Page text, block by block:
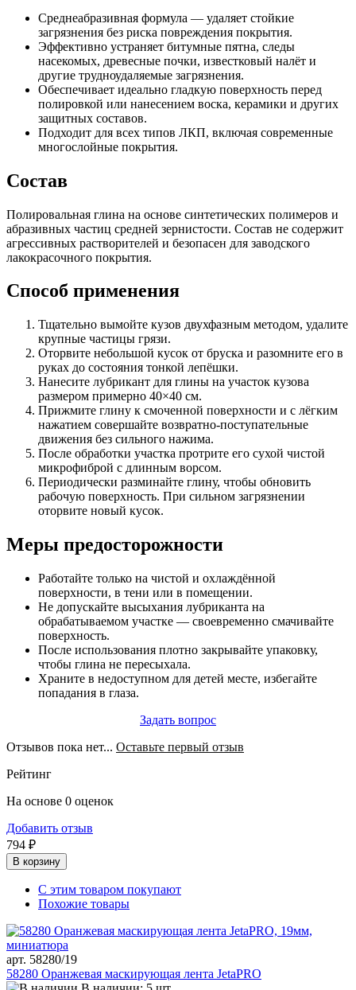
Среднеабразивная формула — удаляет стойкие
загрязнения без риска повреждения покрытия.
Эффективно устраняет битумные пятна, следы
насекомых, древесные почки, известковый налёт и
другие трудноудаляемые загрязнения.
Обеспечивает идеально гладкую поверхность перед
полировкой или нанесением воска, керамики и других
защитных составов.
Подходит для всех типов ЛКП, включая современные
многослойные покрытия.
Состав
Полировальная глина на основе синтетических полимеров и
абразивных частиц средней зернистости. Состав не содержит
агрессивных растворителей и безопасен для заводского
лакокрасочного покрытия.
Способ применения
Тщательно вымойте кузов двухфазным методом, удалите
крупные частицы грязи.
Оторвите небольшой кусок от бруска и разомните его в
руках до состояния тонкой лепёшки.
Нанесите лубрикант для глины на участок кузова
размером примерно 40×40 см.
Прижмите глину к смоченной поверхности и с лёгким
нажатием совершайте возвратно-поступательные
движения без сильного нажима.
После обработки участка протрите его сухой чистой
микрофиброй с длинным ворсом.
Периодически разминайте глину, чтобы обновить
рабочую поверхность. При сильном загрязнении
оторвите новый кусок.
Меры предосторожности
Работайте только на чистой и охлаждённой
поверхности, в тени или в помещении.
Не допускайте высыхания лубриканта на
обрабатываемом участке — своевременно смачивайте
поверхность.
После использования плотно закрывайте упаковку,
чтобы глина не пересыхала.
Храните в недоступном для детей месте, избегайте
попадания в глаза.
Задать вопрос
Отзывов пока нет... Оставьте первый отзыв
Рейтинг
На основе 0 оценок
Добавить отзыв
794 ₽
В корзину
С этим товаром покупают
Похожие товары
арт. 58280/19
58280 Оранжевая маскирующая лента JetaPRO